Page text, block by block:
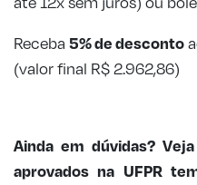
Receba 5% de desconto
(valor final R$ 2.962,86)
Ainda em dúvidas?
aprovados na UFPR